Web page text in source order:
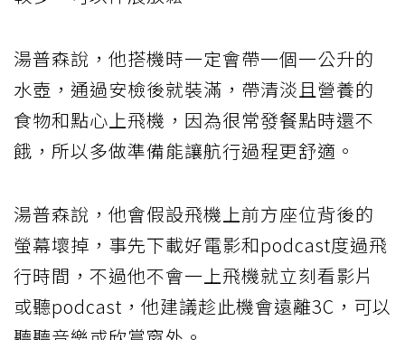
湯普森說，他搭機時一定會帶一個一公升的
水壺，通過安檢後就裝滿，帶清淡且營養的
食物和點心上飛機，因為很常發餐點時還不
餓，所以多做準備能讓航行過程更舒適。
湯普森說，他會假設飛機上前方座位背後的
螢幕壞掉，事先下載好電影和podcast度過飛
行時間，不過他不會一上飛機就立刻看影片
或聽podcast，他建議趁此機會遠離3C，可以